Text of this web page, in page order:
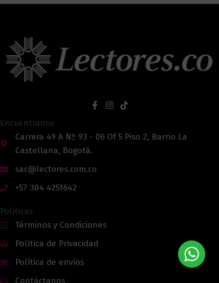
Encuéntranos
Carrera 49 A Nº 93 - 06 Of 5 Piso 2, Barrio La
Castellana, Bogotá.
sac@lectores.com.co
+57 304 4251642
Políticas
Términos y Condiciones
Política de Privacidad
Política de envíos
Contáctanos